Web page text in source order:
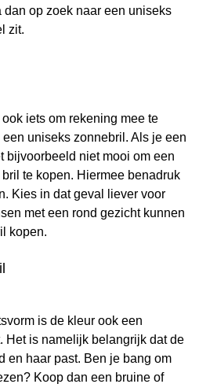
op zoek naar een uniseks
zit.
iets om rekening mee te
uniseks zonnebril. Als je een
bijvoorbeeld niet mooi om een
te kopen. Hiermee benadruk
Kies in dat geval liever voor
met een rond gezicht kunnen
kopen.
is de kleur ook een
Het is namelijk belangrijk dat de
en haar past. Ben je bang om
Koop dan een bruine of